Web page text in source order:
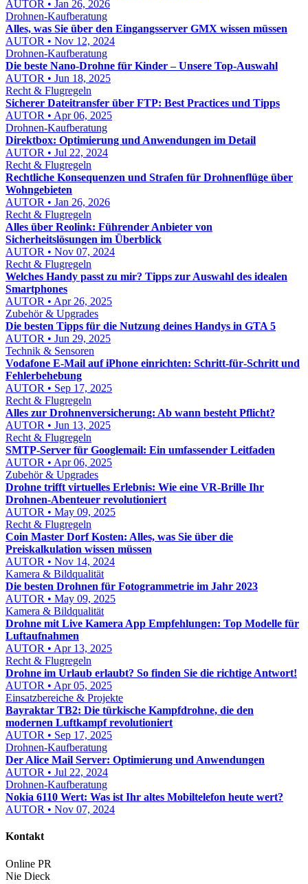
AUTOR • Jan 26, 2026
Drohnen-Kaufberatung
Alles, was Sie über den Eingangsserver GMX wissen müssen
AUTOR • Nov 12, 2024
Drohnen-Kaufberatung
Die beste Nano-Drohne für Kinder – Unsere Top-Auswahl
AUTOR • Jun 18, 2025
Recht & Flugregeln
Sicherer Dateitransfer über FTP: Best Practices und Tipps
AUTOR • Apr 06, 2025
Drohnen-Kaufberatung
Direktbox: Optimierung und Anwendungen im Detail
AUTOR • Jul 22, 2024
Recht & Flugregeln
Rechtliche Konsequenzen und Strafen für Drohnenflüge über
Wohngebieten
AUTOR • Jan 26, 2026
Recht & Flugregeln
Alles über Reolink: Führender Anbieter von
Sicherheitslösungen im Überblick
AUTOR • Nov 07, 2024
Recht & Flugregeln
Welches Handy passt zu mir? Tipps zur Auswahl des idealen
Smartphones
AUTOR • Apr 26, 2025
Zubehör & Upgrades
Die besten Tipps für die Nutzung deines Handys in GTA 5
AUTOR • Jun 29, 2025
Technik & Sensoren
Vodafone E‑Mail auf iPhone einrichten: Schritt‑für‑Schritt und
Fehlerbehebung
AUTOR • Sep 17, 2025
Recht & Flugregeln
Alles zur Drohnenversicherung: Ab wann besteht Pflicht?
AUTOR • Jun 13, 2025
Recht & Flugregeln
SMTP-Server für Googlemail: Ein umfassender Leitfaden
AUTOR • Apr 06, 2025
Zubehör & Upgrades
Drohne trifft virtuelles Erlebnis: Wie eine VR-Brille Ihr
Drohnen-Abenteuer revolutioniert
AUTOR • May 09, 2025
Recht & Flugregeln
Coin Master Dorf Kosten: Alles, was Sie über die
Preiskalkulation wissen müssen
AUTOR • Nov 14, 2024
Kamera & Bildqualität
Die besten Drohnen für Fotogrammetrie im Jahr 2023
AUTOR • May 09, 2025
Kamera & Bildqualität
Drohne mit Live Kamera App Empfehlungen: Top Modelle für
Luftaufnahmen
AUTOR • Apr 13, 2025
Recht & Flugregeln
Drohne im Urlaub erlaubt? So finden Sie die richtige Antwort!
AUTOR • Apr 05, 2025
Einsatzbereiche & Projekte
Bayraktar TB2: Die türkische Kampfdrohne, die den
modernen Luftkampf revolutioniert
AUTOR • Sep 17, 2025
Drohnen-Kaufberatung
Der Alice Mail Server: Optimierung und Anwendungen
AUTOR • Jul 22, 2024
Drohnen-Kaufberatung
Nokia 6110 Wert: Was ist Ihr altes Mobiltelefon heute wert?
AUTOR • Nov 07, 2024
Kontakt
Online PR
Nie Dieck